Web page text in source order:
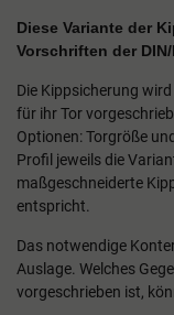
Diese Variante der
Vorschriften der DIN/
Die Kippsicherung
für ihr Tor
Optionen: Torgröße
Profil jeweils die
maßgeschneiderte
entspricht.
Das notwendige
Auslage. Welches
vorgeschrieben ist,